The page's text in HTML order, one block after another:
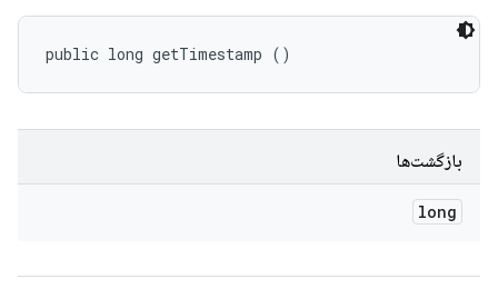
public long getTimestamp ()
بازگشت‌ها
long